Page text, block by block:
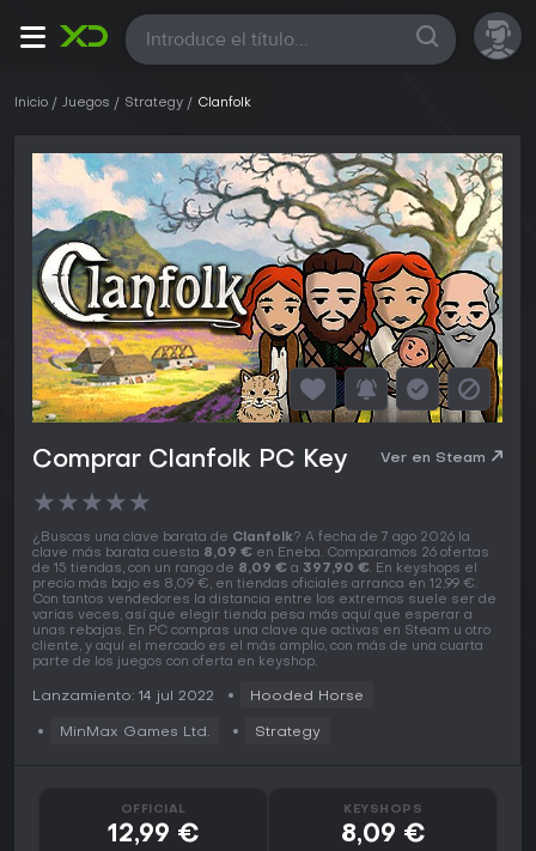
Todas
Inicio Juegos Strategy Clanfolk
Comprar Clanfolk PC Key Ver en Steam
★★★★★
¿Buscas una clave barata de Clanfolk? A fecha de 7 ago 2026 la
clave más barata cuesta 8,09 € en Eneba. Comparamos 26 ofertas
de 15 tiendas, con un rango de 8,09 € a 397,90 €. En keyshops el
precio más bajo es 8,09 €, en tiendas oficiales arranca en 12,99 €.
Con tantos vendedores la distancia entre los extremos suele ser de
varias veces, así que elegir tienda pesa más aquí que esperar a
unas rebajas. En PC compras una clave que activas en Steam u otro
cliente, y aquí el mercado es el más amplio, con más de una cuarta
parte de los juegos con oferta en keyshop.
Lanzamiento: 14 jul 2022 Hooded Horse
MinMax Games Ltd. Strategy
OFFICIAL
12,99 €
KEYSHOPS
8,09 €